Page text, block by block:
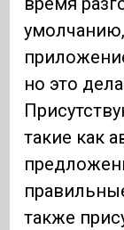
но это
такие как
также